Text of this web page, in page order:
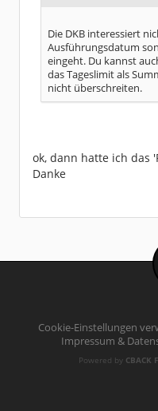
Die DKB interessiert
Ausführungsdatum
eingeht. Du kannst
das Tageslimit als
nicht überschreiten.
ok, dann hatte ich das
Danke
Cookie-Einstellungen
Impressum &
Powered by CBACK